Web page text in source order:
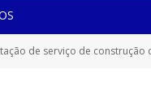
do Centro Especializado